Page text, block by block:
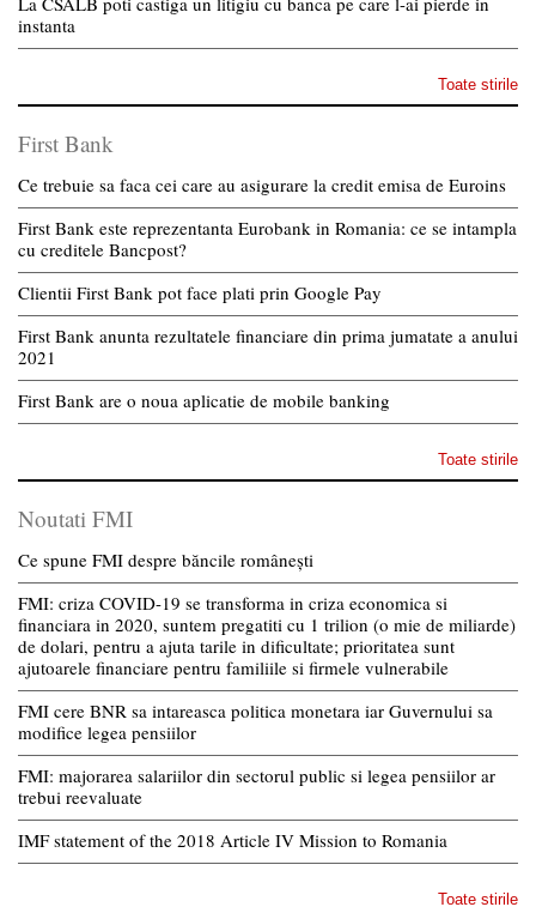
instanta
Toate stirile
First Bank
Ce trebuie sa faca cei care au asigurare la credit emisa de Euroins
First Bank este reprezentanta Eurobank in Romania: ce se intampla
cu creditele Bancpost?
Clientii First Bank pot face plati prin Google Pay
First Bank anunta rezultatele financiare din prima jumatate a anului
2021
First Bank are o noua aplicatie de mobile banking
Toate stirile
Noutati FMI
Ce spune FMI despre băncile românești
FMI: criza COVID-19 se transforma in criza economica si
financiara in 2020, suntem pregatiti cu 1 trilion (o mie de miliarde)
de dolari, pentru a ajuta tarile in dificultate; prioritatea sunt
ajutoarele financiare pentru familiile si firmele vulnerabile
FMI cere BNR sa intareasca politica monetara iar Guvernului sa
modifice legea pensiilor
FMI: majorarea salariilor din sectorul public si legea pensiilor ar
trebui reevaluate
IMF statement of the 2018 Article IV Mission to Romania
Toate stirile